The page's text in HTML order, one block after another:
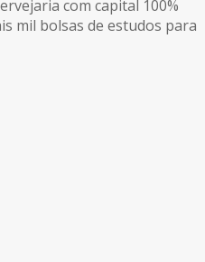
com capital 100%
mil bolsas de estudos para